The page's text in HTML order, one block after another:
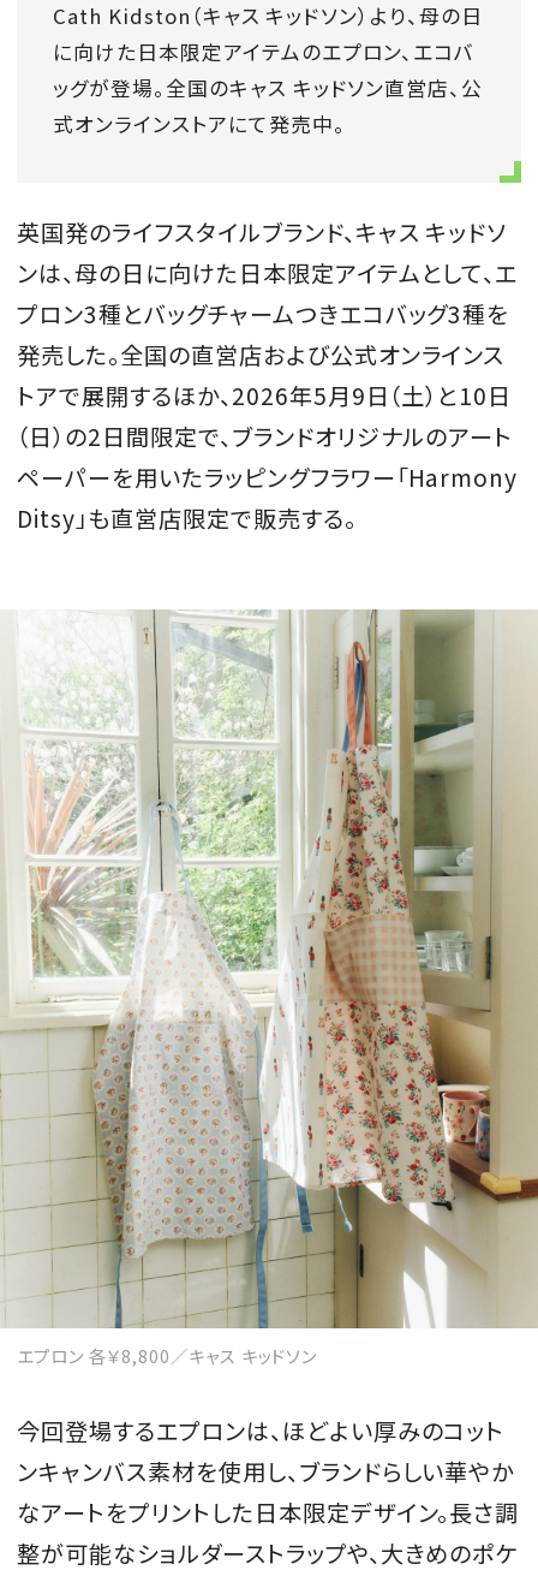
FORTUNE
SDGs
会員登録
Log in or Sign up
SPUR読者のためのメンバーシッププログラム
「The SPUR Club」。便利な機能と特典を無料で楽し
FOLLOW US
MAGAZINE
SPUR 2026 JULY
2026年9月号
2026-07-23発売
最新号を試し読み
Cath Kidston（キャス キッドソン）より、母の日
に向けた日本限定アイテムのエプロン、エコバ
ッグが登場。全国のキャス キッドソン直営店、公
式オンラインストアにて発売中。
英国発のライフスタイルブランド、キャス キッドソ
ンは、母の日に向けた日本限定アイテムとして、エ
プロン3種とバッグチャームつきエコバッグ3種を
発売した。全国の直営店および公式オンラインス
トアで展開するほか、2026年5月9日（土）と10日
（日）の2日間限定で、ブランドオリジナルのアート
ペーパーを用いたラッピングフラワー「Harmony
Ditsy」も直営店限定で販売する。
エプロン 各￥8,800／キャス キッドソン
今回登場するエプロンは、ほどよい厚みのコット
ンキャンバス素材を使用し、ブランドらしい華やか
なアートをプリントした日本限定デザイン。長さ調
整が可能なショルダーストラップや、大きめのポケ